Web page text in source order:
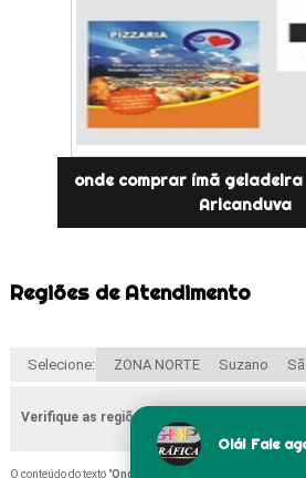
onde comprar ímã
Aricanduva
Regiões de Atendimento
Selecione: ZONA NORTE Suzano
Verifique as regiões que atendemos
O conteúdo do texto "Onde Comprar ímã de Geladeira
Olá! Fale